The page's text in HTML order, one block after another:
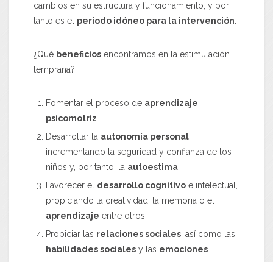
cambios en su estructura y funcionamiento, y por
tanto es el periodo idóneo para la intervención
¿Qué beneficios encontramos en la estimulación
temprana?
Fomentar el proceso de aprendizaje
psicomotriz
Desarrollar la autonomía personal
incrementando la seguridad y confianza de los
niños y, por tanto, la autoestima
Favorecer el desarrollo cognitivo e intelectual,
propiciando la creatividad, la memoria o el
aprendizaje entre otros.
Propiciar las relaciones sociales , así como las
habilidades sociales y las emociones